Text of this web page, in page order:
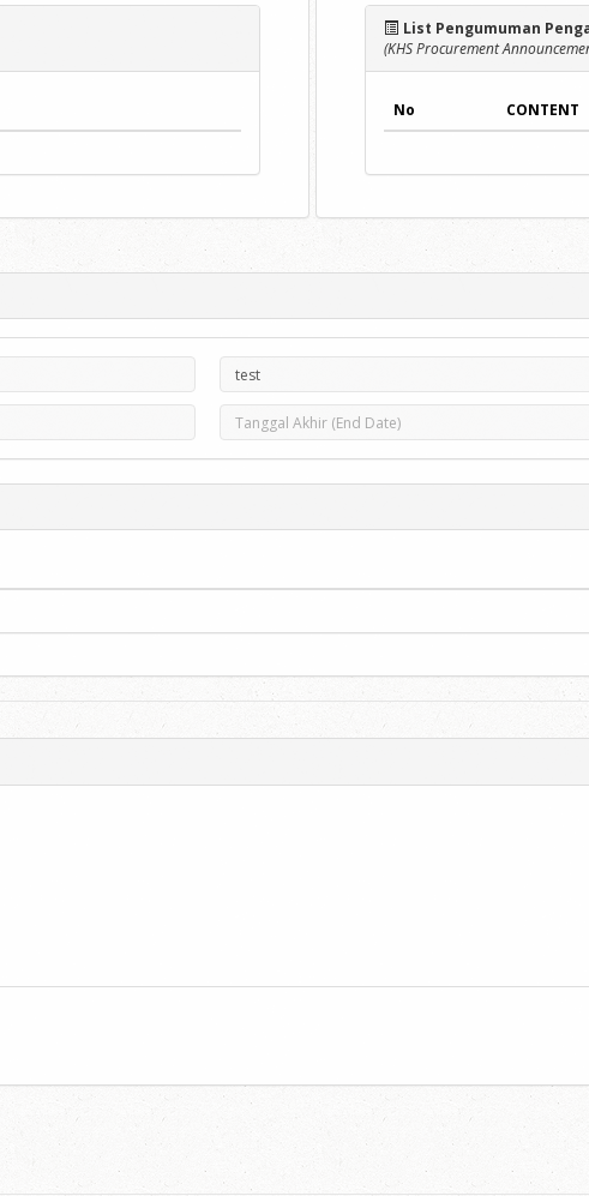
List Pengumuman
(KHS Procurement
No CONTENT